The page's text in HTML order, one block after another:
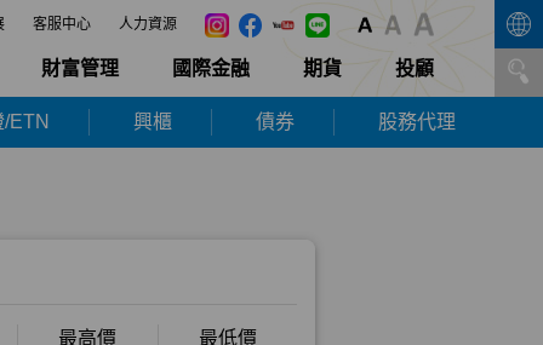
客服中心 人力資源
財富管理 國際金融 期貨 投顧
ETN 興櫃 債券 股務代理